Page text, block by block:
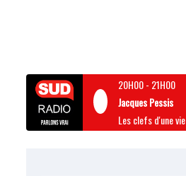
20H00- 21H00
Jacques Pessis
Les clefs d'une vie